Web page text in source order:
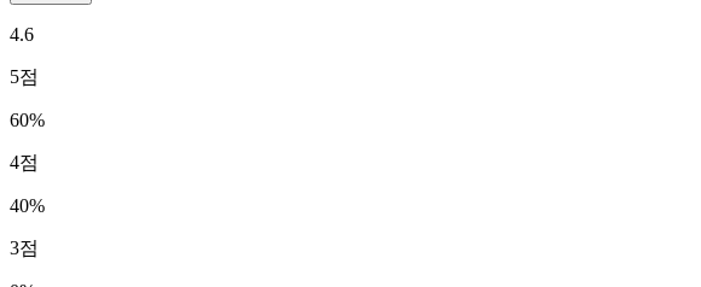
4.6
5점
60%
4점
40%
3점